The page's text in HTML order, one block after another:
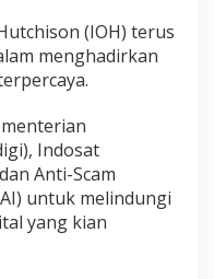
(IOH) terus
menghadirkan
Indosat
Anti-Scam
untuk melindungi
yang kian